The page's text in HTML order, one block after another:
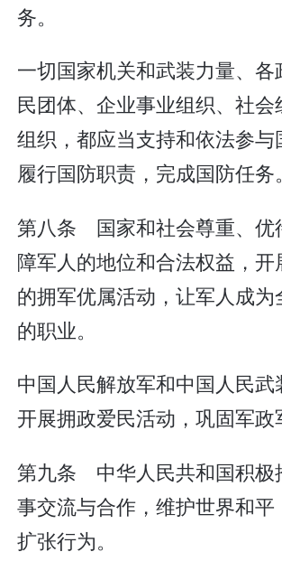
务。
一切国家机关和武装力量、各
民团体、企业事业组织、社
组织，都应当支持和依法参与
履行国防职责，完成国防任务。
第八条 国家和社会尊重、优
障军人的地位和合法权益，开
的拥军优属活动，让军人成为
的职业。
中国人民解放军和中国人民武
开展拥政爱民活动，巩固军政
第九条 中华人民共和国积极
事交流与合作，维护世界和平
扩张行为。